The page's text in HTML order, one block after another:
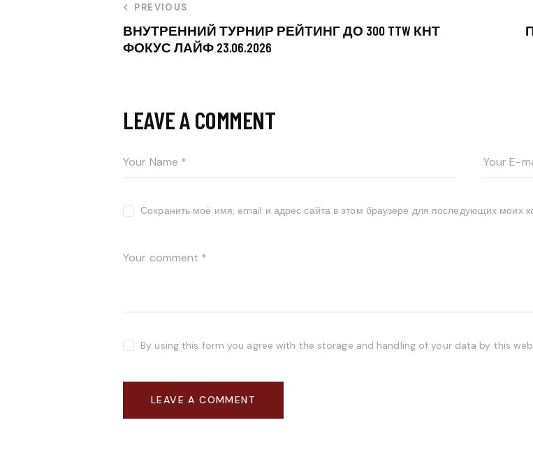
PREVIOUS
ВНУТРЕННИЙ ТУРНИР РЕЙТИНГ ДО 300 TTW КНТ
ФОКУС ЛАЙФ 23.06.2026
LEAVE A COMMENT
Сохранить моё имя, email и адрес сайта в этом браузере для последующих моих
By using this form you agree with the storage and handling of your data by this